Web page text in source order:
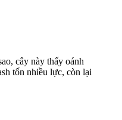
cây này thấy oánh
tốn nhiều lực, còn lại